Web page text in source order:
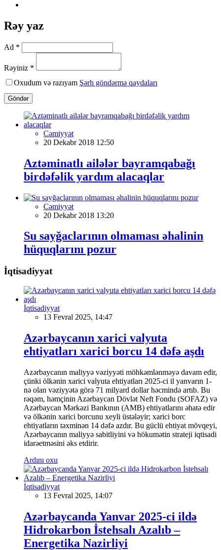
Rəy yaz
Ad *
Rəyiniz *
Oxudum və razıyam Şərh göndərmə qaydaları
Göndər
Cəmiyyət
20 Dekabr 2018 12:50
Aztəminatlı ailələr bayramqabağı
birdəfəlik yardım alacaqlar
Cəmiyyət
20 Dekabr 2018 13:20
Su sayğaclarının olmaması əhalinin
hüquqlarını pozur
İqtisadiyyat
İqtisadiyyat
13 Fevral 2025, 14:47
Azərbaycanın xarici valyuta
ehtiyatları xarici borcu 14 dəfə aşdı
Azərbaycanın maliyyə vəziyyəti möhkəmlənməyə davam edir,
çünki ölkənin xarici valyuta ehtiyatları 2025-ci il yanvarın 1-
nə olan vəziyyətə görə 71 milyard dollar həcmində artıb. Bu
rəqəm, həmçinin Azərbaycan Dövlət Neft Fondu (SOFAZ) və
Azərbaycan Mərkəzi Bankının (AMB) ehtiyatlarını əhatə edir
və ölkənin xarici borcunu xeyli üstələyir; xarici borc
ehtiyatların təxminən 14 dəfə azdır. Bu güclü ehtiyat mövqeyi,
Azərbaycanın maliyyə sabitliyini və hökumətin strateji iqtisadi
idarəetməsini əks etdirir.
Ardını oxu
İqtisadiyyat
13 Fevral 2025, 14:07
Azərbaycanda Yanvar 2025-ci ildə
Hidrokarbon İstehsalı Azalıb –
Energetika Nazirliyi